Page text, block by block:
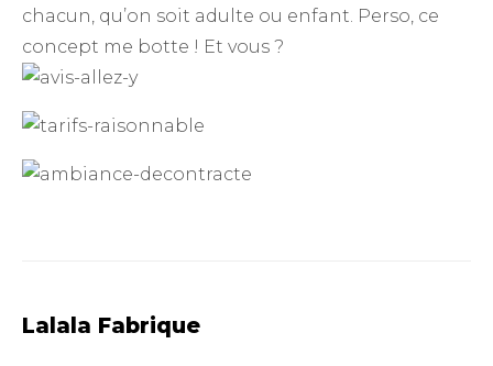
chacun, qu’on soit adulte ou enfant. Perso, ce
concept me botte ! Et vous ?
Lalala Fabrique